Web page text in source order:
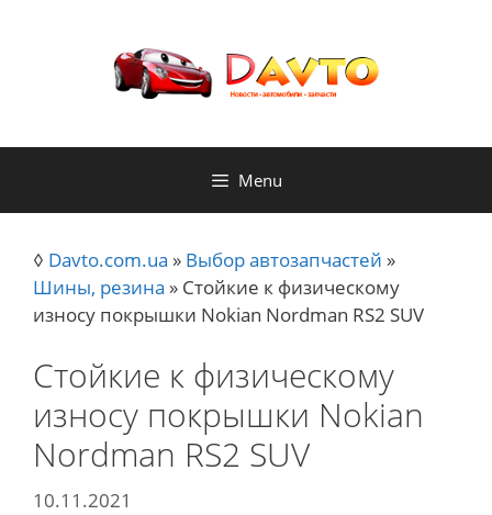
Menu
◊ Davto.com.ua » Выбор автозапчастей »
Шины, резина » Стойкие к физическому
износу покрышки Nokian Nordman RS2 SUV
Стойкие к физическому
износу покрышки Nokian
Nordman RS2 SUV
10.11.2021